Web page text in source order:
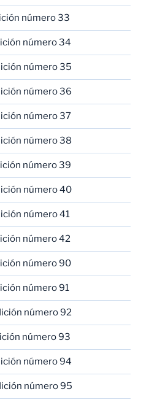
número 33
número 34
número 35
número 36
número 37
número 38
número 39
número 40
número 41
número 42
número 90
número 91
número 92
número 93
número 94
número 95